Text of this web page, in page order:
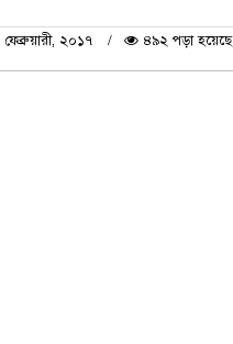
২০১৭ ৪৯২ পড়া হয়েছে